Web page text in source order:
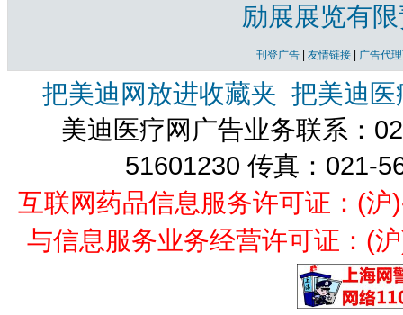
励展展览有
刊登广告 友情链接 广告代
把美迪网放进收藏夹 把美迪
美迪医疗网广告业务联系：
51601230 传真：021-
互联网药品信息服务许可证：(
与信息服务业务经营许可证：(